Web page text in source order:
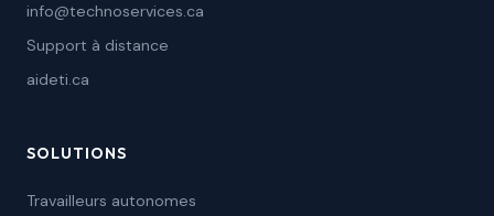
info@technoservices.ca
Support à distance
aideti.ca
SOLUTIONS
Travailleurs autonomes